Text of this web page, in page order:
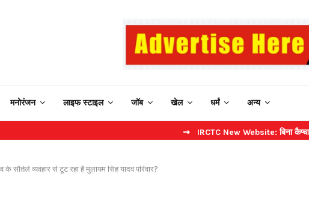
मनोरंजन लाइफ स्टाइल जॉब खेल धर्मं अन्य
⇝ IRCTC New Website: बिना कैप्चा करें
के सौतेले व्यवहार से टूट रहा है मुलायम सिंह यादव परिवार?